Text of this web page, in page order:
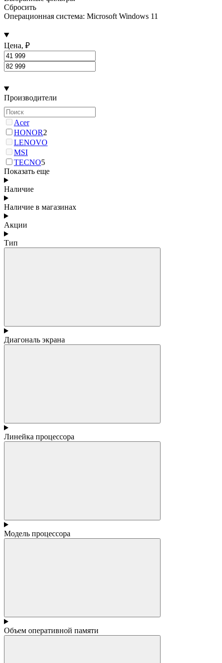
Сбросить
Операционная система: Microsoft Windows 11
Цена, ₽
Производители
Acer
HONOR2
LENOVO
MSI
TECNO5
Показать еще
Наличие
Наличие в магазинах
Акции
Тип
Диагональ экрана
Линейка процессора
Модель процессора
Объем оперативной памяти